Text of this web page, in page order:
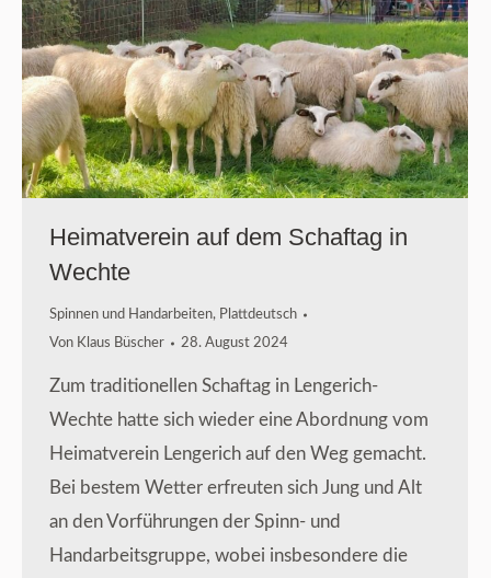
Heimatverein auf dem Schaftag in
Wechte
Spinnen und Handarbeiten, Plattdeutsch
Von Klaus Büscher 28. August 2024
Zum traditionellen Schaftag in Lengerich-
Wechte hatte sich wieder eine Abordnung vom
Heimatverein Lengerich auf den Weg gemacht.
Bei bestem Wetter erfreuten sich Jung und Alt
an den Vorführungen der Spinn- und
Handarbeitsgruppe, wobei insbesondere die